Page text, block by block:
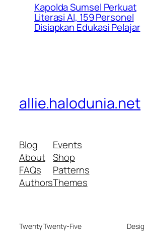
Kapolda Sumsel Perkuat
Literasi AI, 159 Personel
Disiapkan Edukasi Pelajar
allie.halodunia.net
Blog
About
FAQs
Authors
Events
Shop
Patterns
Themes
Twenty Twenty-Five